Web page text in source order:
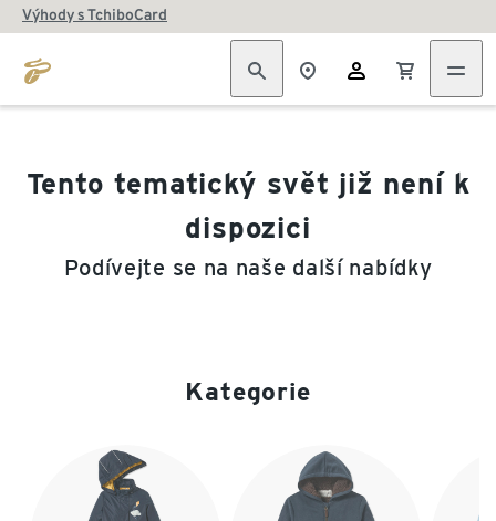
Výhody s TchiboCard
Tento tematický svět již není k
dispozici
Podívejte se na naše další nabídky
Kategorie